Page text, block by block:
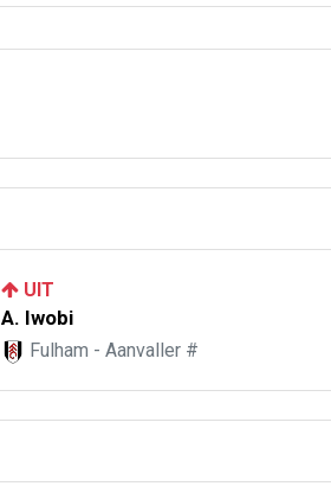
UIT
A. Iwobi
Fulham - Aanvaller #